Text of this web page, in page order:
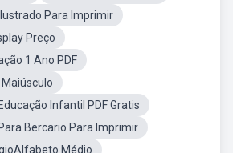
Para Imprimir
Preço
1 Ano PDF
Infantil PDF Gratis
Bercario Para Imprimir
Médio